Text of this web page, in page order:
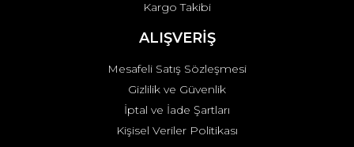
Gönder
Kargo Takibi
ALIŞVERİŞ
Mesafeli Satış Sözleşmesi
Gizlilik ve Güvenlik
İptal ve İade Şartları
Kişisel Veriler Politikası